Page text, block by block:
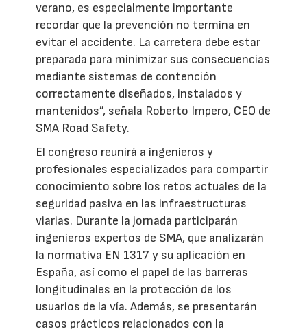
verano, es especialmente importante
recordar que la prevención no termina en
evitar el accidente. La carretera debe estar
preparada para minimizar sus consecuencias
mediante sistemas de contención
correctamente diseñados, instalados y
mantenidos”, señala Roberto Impero, CEO de
SMA Road Safety.
El congreso reunirá a ingenieros y
profesionales especializados para compartir
conocimiento sobre los retos actuales de la
seguridad pasiva en las infraestructuras
viarias. Durante la jornada participarán
ingenieros expertos de SMA, que analizarán
la normativa EN 1317 y su aplicación en
España, así como el papel de las barreras
longitudinales en la protección de los
usuarios de la vía. Además, se presentarán
casos prácticos relacionados con la